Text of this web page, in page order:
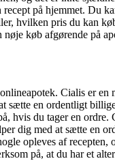
recept på hjemmet. Du
hvilken pris du kan
nøje køb afgørende på
Cialis er en
sætte en ordentligt
hvis du tager en ordre.
dig med at sætte en
opleves af
på, at du har et